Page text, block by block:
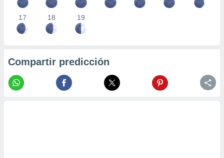
17 18 19
Compartir predicción